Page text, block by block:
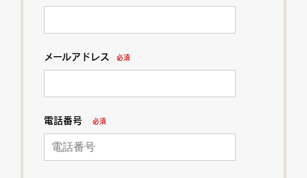
メールアドレス 必須
電話番号 必須